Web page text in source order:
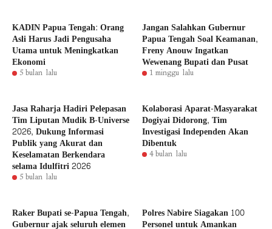
KADIN Papua Tengah: Orang
Asli Harus Jadi Pengusaha
Utama untuk Meningkatkan
Ekonomi
5 bulan lalu
Jangan Salahkan Gubernur
Papua Tengah Soal Keamanan,
Freny Anouw Ingatkan
Wewenang Bupati dan Pusat
1 minggu lalu
Jasa Raharja Hadiri Pelepasan
Tim Liputan Mudik B-Universe
2026, Dukung Informasi
Publik yang Akurat dan
Keselamatan Berkendara
selama Idulfitri 2026
5 bulan lalu
Kolaborasi Aparat-Masyarakat
Dogiyai Didorong, Tim
Investigasi Independen Akan
Dibentuk
4 bulan lalu
Raker Bupati se-Papua Tengah,
Gubernur ajak seluruh elemen
Polres Nabire Siagakan 100
Personel untuk Amankan